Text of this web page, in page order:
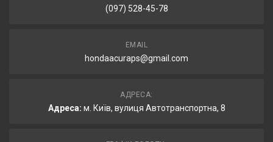
(097) 528-45-78
EMAIL
hondaacuraps@gmail.com
АДРЕСА:
Адреса: м. Київ, вулиця Автотранспортна, 8